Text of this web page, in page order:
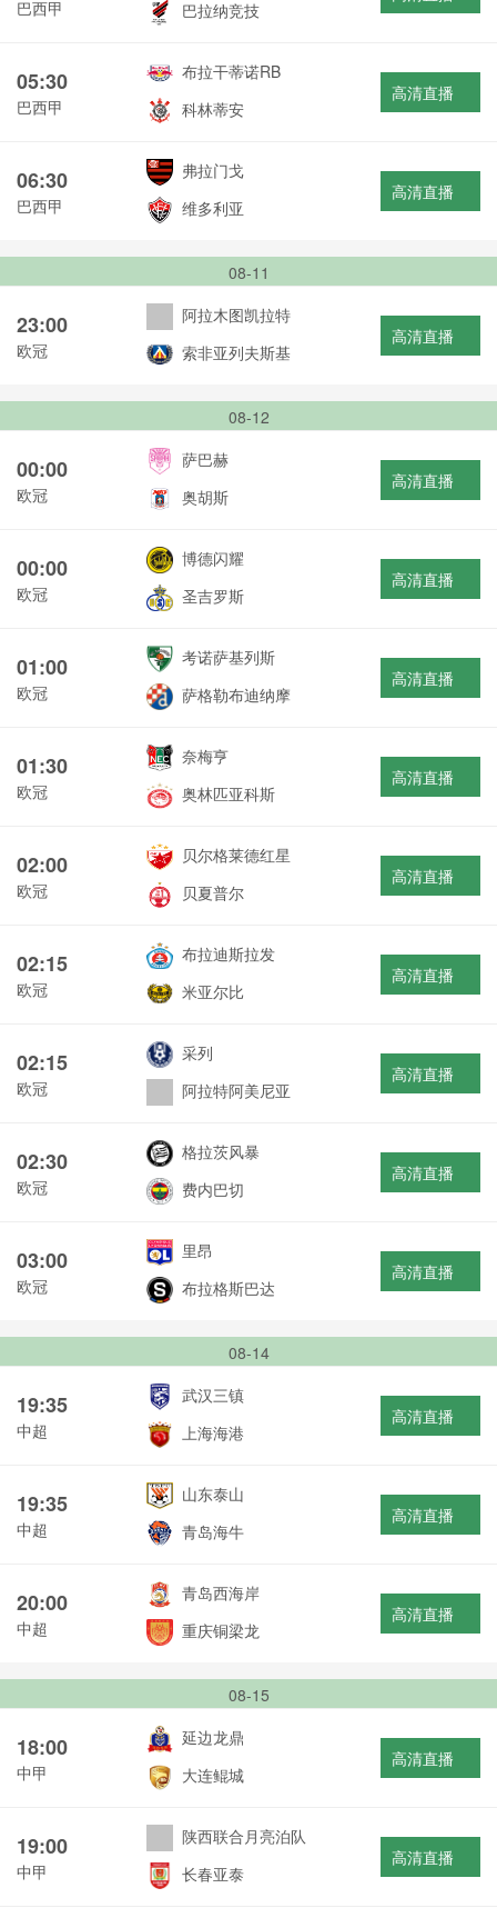
巴西甲 巴拉纳竞技
05:30
巴西甲
布拉干蒂诺RB
科林蒂安
高清直播
06:30
巴西甲
弗拉门戈
维多利亚
高清直播
08-11
23:00
欧冠
阿拉木图凯拉特
索非亚列夫斯基
高清直播
08-12
00:00
欧冠
萨巴赫
奥胡斯
高清直播
00:00
欧冠
博德闪耀
圣吉罗斯
高清直播
01:00
欧冠
考诺萨基列斯
萨格勒布迪纳摩
高清直播
01:30
欧冠
奈梅亨
奥林匹亚科斯
高清直播
02:00
欧冠
贝尔格莱德红星
贝夏普尔
高清直播
02:15
欧冠
布拉迪斯拉发
米亚尔比
高清直播
02:15
欧冠
采列
阿拉特阿美尼亚
高清直播
02:30
欧冠
格拉茨风暴
费内巴切
高清直播
03:00
欧冠
里昂
布拉格斯巴达
高清直播
08-14
19:35
中超
武汉三镇
上海海港
高清直播
19:35
中超
山东泰山
青岛海牛
高清直播
20:00
中超
青岛西海岸
重庆铜梁龙
高清直播
08-15
18:00
中甲
延边龙鼎
大连鲲城
高清直播
19:00
中甲
陕西联合月亮泊队
长春亚泰
高清直播